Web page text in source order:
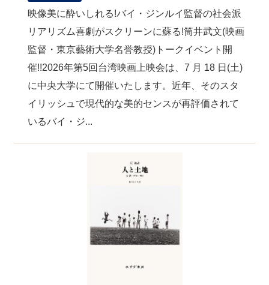
映像美に酔いしれる!バイ・ジンルイ監督の社会派
リアリズム喜劇がスクリーンに蘇る!筒井武文(映画
監督・東京藝術大学名誉教授)トークイベント開
催!!2026年第5回台湾映画上映会は、7 月 18 日(土)
に中央大学にて開催いたします。近年、そのスタ
イリッシュで現代的な美的センスが再評価されて
いるバイ・ジ...